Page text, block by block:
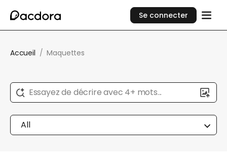
Se connecter
Accueil / Maquettes
Essayez de décrire avec 4+ mots...
All